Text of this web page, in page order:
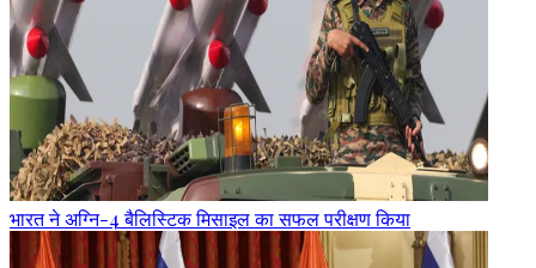
भारत ने अग्नि-4 बैलिस्टिक मिसाइल का सफल परीक्षण किया